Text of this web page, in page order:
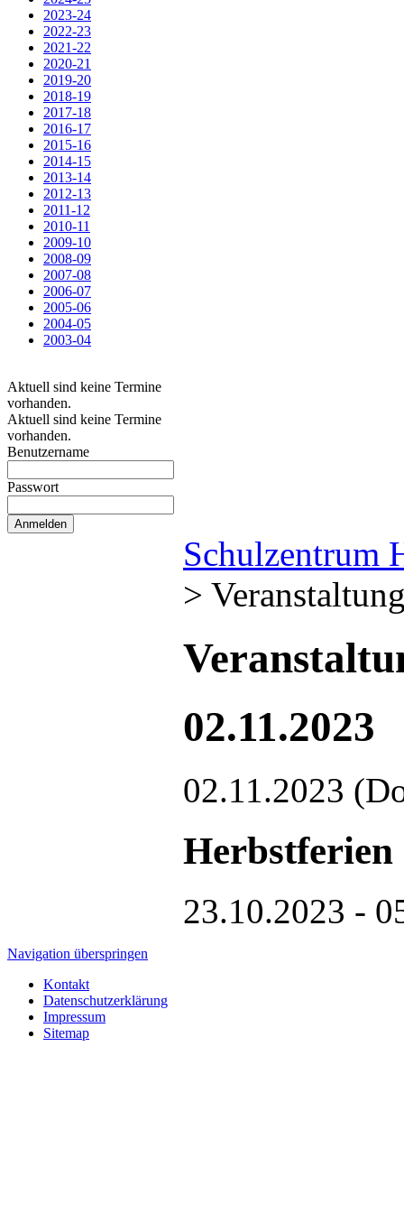
2023-24
2022-23
2021-22
2020-21
2019-20
2018-19
2017-18
2016-17
2015-16
2014-15
2013-14
2012-13
2011-12
2010-11
2009-10
2008-09
2007-08
2006-07
2005-06
2004-05
2003-04
Aktuell sind keine Termine
vorhanden.
Aktuell sind keine Termine
vorhanden.
Benutzername
Passwort
Schulzentrum
>
02.11.2023
02.11.2023
Herbstferien
23.10.2023 -
Navigation überspringen
Kontakt
Datenschutzerklärung
Impressum
Sitemap